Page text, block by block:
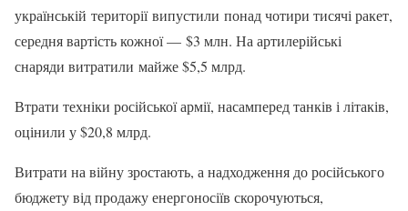
українській території випустили понад чотири тисячі ракет,
середня вартість кожної — $3 млн. На артилерійські
снаряди витратили майже $5,5 млрд.
Втрати техніки російської армії, насамперед танків і літаків,
оцінили у $20,8 млрд.
Витрати на війну зростають, а надходження до російського
бюджету від продажу енергоносіїв скорочуються,